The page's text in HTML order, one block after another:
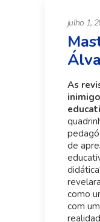
julho 1,
As
de
como
com